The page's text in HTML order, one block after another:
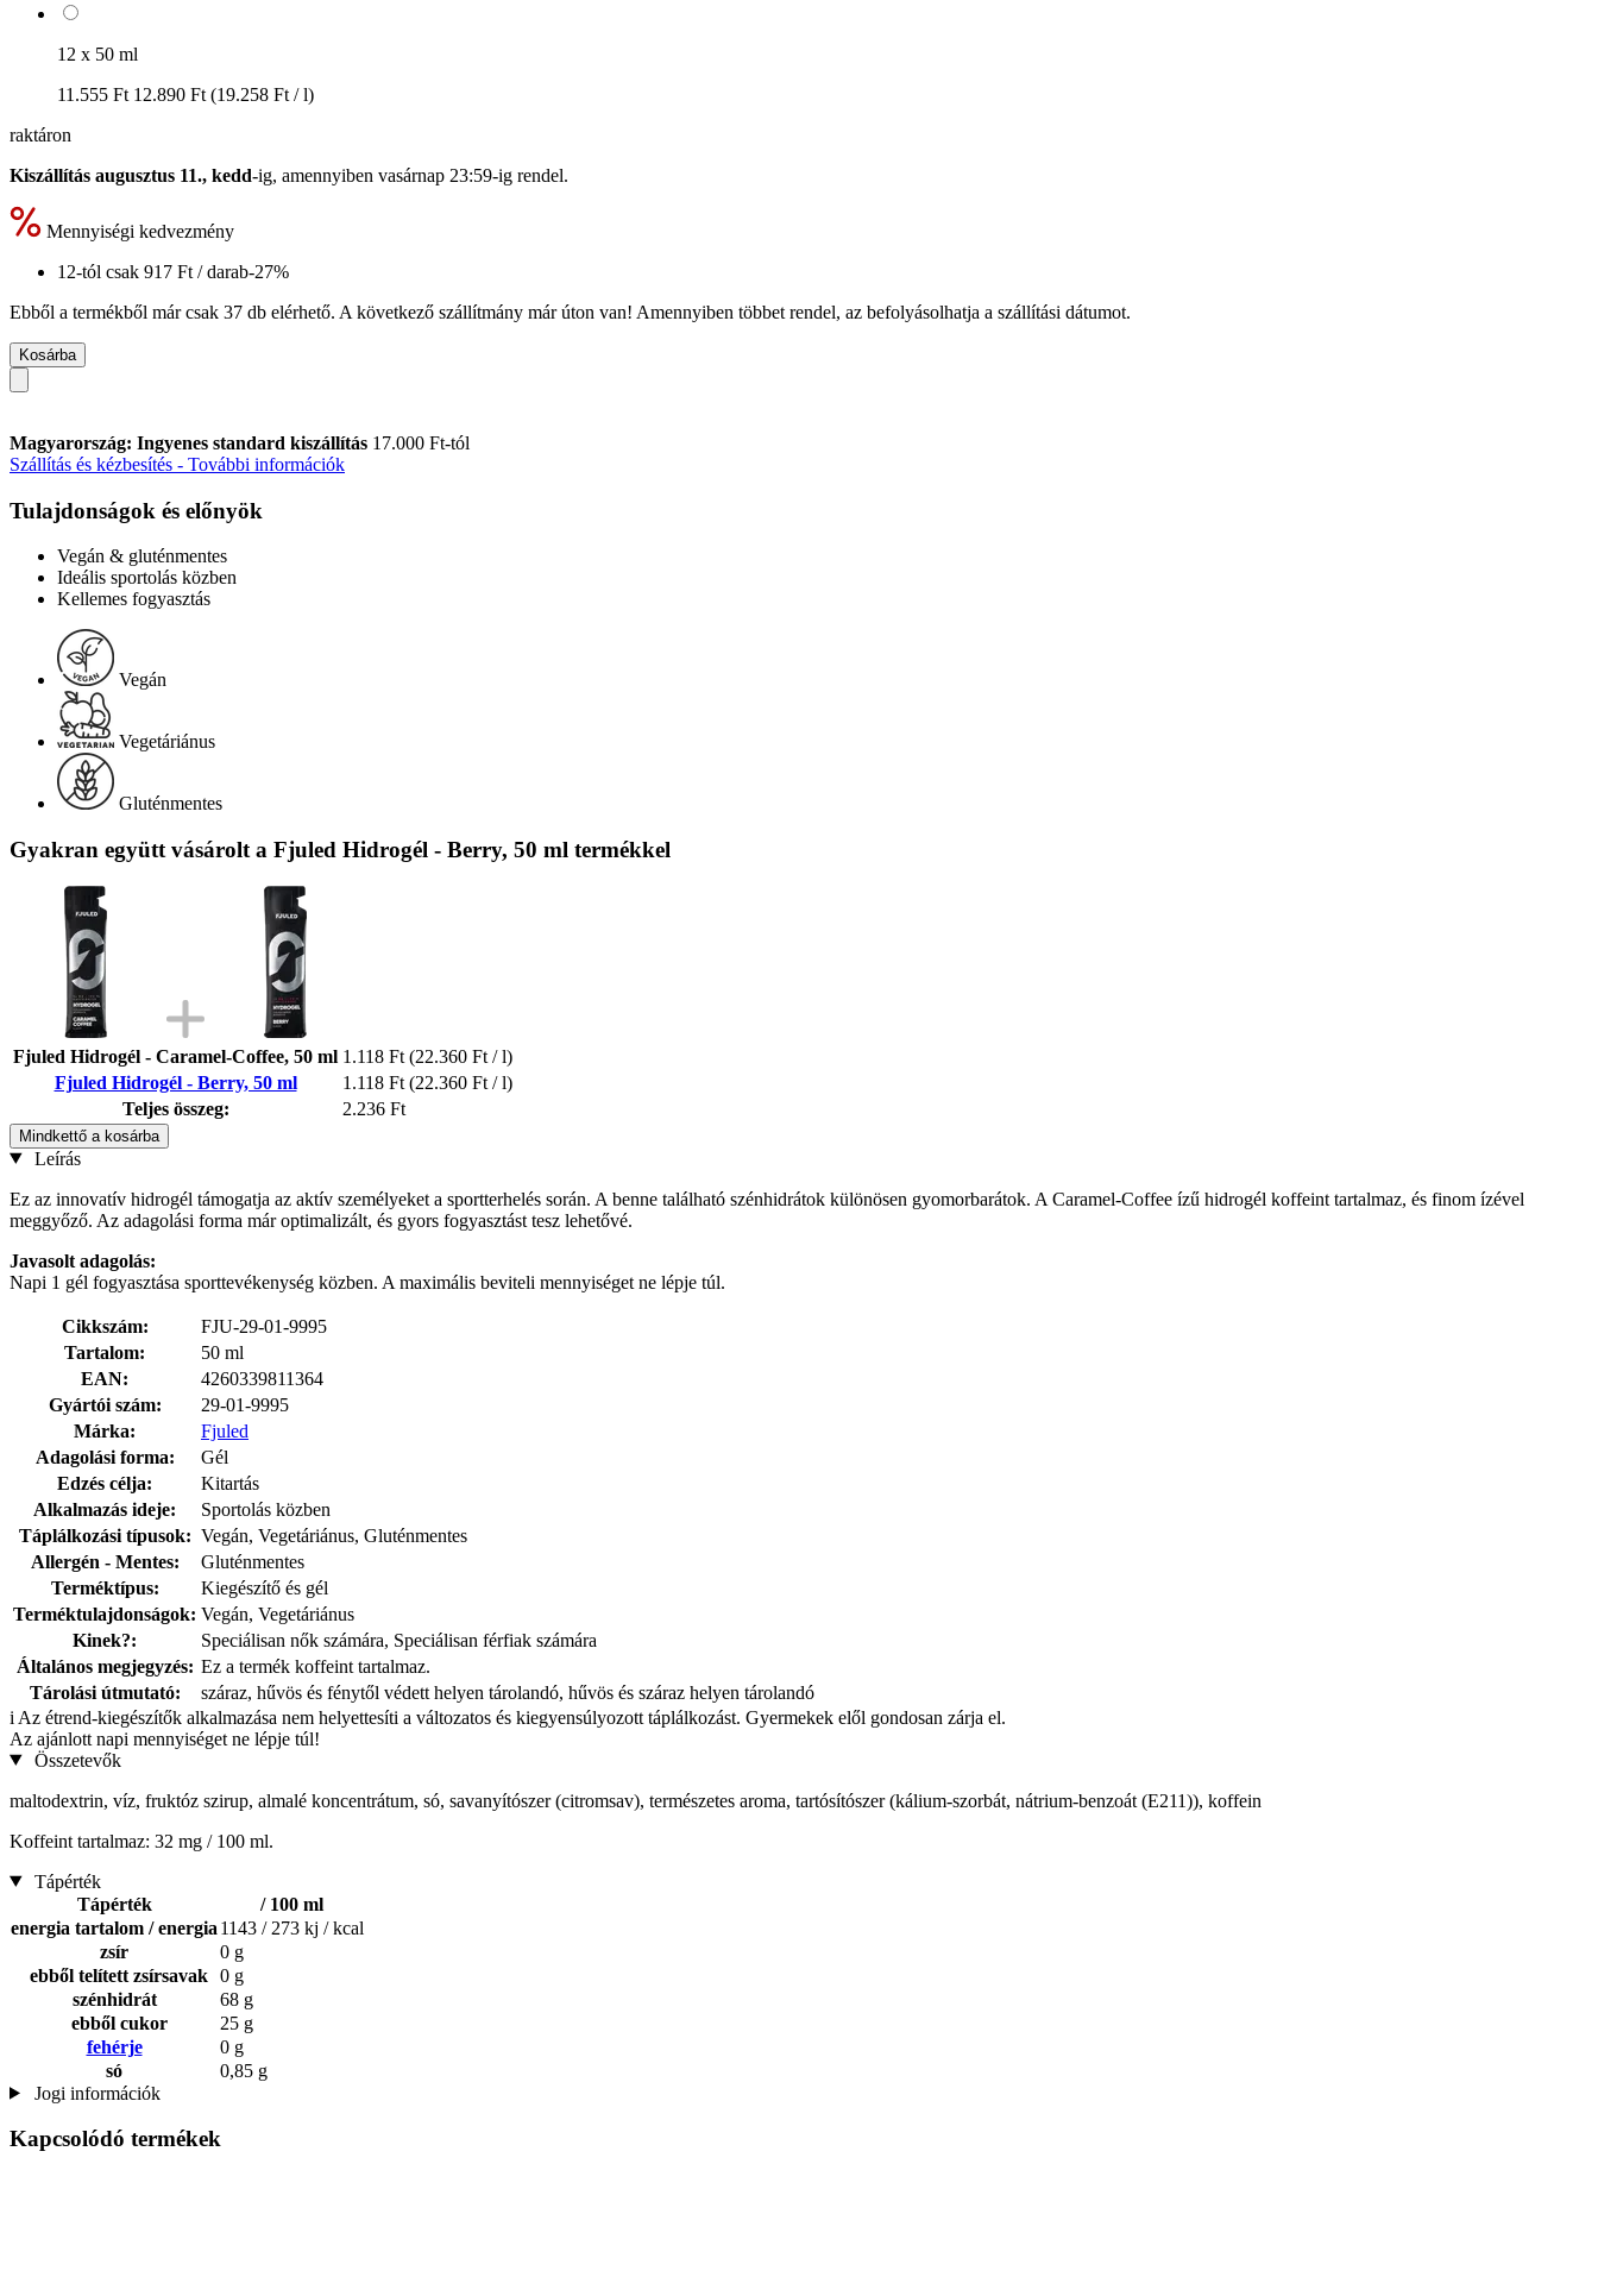
12 x 50 ml
11.555 Ft 12.890 Ft (19.258 Ft / l)
raktáron
Kiszállítás augusztus 11., kedd-ig, amennyiben vasárnap 23:59-ig rendel.
Mennyiségi kedvezmény
12-tól csak 917 Ft / darab-27%
Ebből a termékből már csak 37 db elérhető. A következő szállítmány már úton van! Amennyiben többet rendel, az befolyásolhatja a szállítási dátumot.
Kosárba
Magyarország: Ingyenes standard kiszállítás 17.000 Ft-tól
Szállítás és kézbesítés - További információk
Tulajdonságok és előnyök
Vegán & gluténmentes
Ideális sportolás közben
Kellemes fogyasztás
Vegán
Vegetáriánus
Gluténmentes
Gyakran együtt vásárolt a Fjuled Hidrogél - Berry, 50 ml termékkel
Fjuled Hidrogél - Caramel-Coffee, 50 ml 1.118 Ft (22.360 Ft / l)
Fjuled Hidrogél - Berry, 50 ml
1.118 Ft (22.360 Ft / l)
Teljes összeg:
2.236 Ft
Mindkettő a kosárba
Leírás
Ez az innovatív hidrogél támogatja az aktív személyeket a sportterhelés során. A benne található szénhidrátok különösen gyomorbarátok. A Caramel-Coffee ízű hidrogél koffeint tartalmaz, és finom ízével
meggyőző. Az adagolási forma már optimalizált, és gyors fogyasztást tesz lehetővé.
Javasolt adagolás:
Napi 1 gél fogyasztása sporttevékenység közben. A maximális beviteli mennyiséget ne lépje túl.
Cikkszám:
FJU-29-01-9995
Tartalom:
50 ml
EAN:
4260339811364
Gyártói szám:
29-01-9995
Márka:
Fjuled
Adagolási forma:
Gél
Edzés célja:
Kitartás
Alkalmazás ideje:
Sportolás közben
Táplálkozási típusok: Vegán, Vegetáriánus, Gluténmentes
Allergén - Mentes:
Gluténmentes
Terméktípus:
Kiegészítő és gél
Terméktulajdonságok: Vegán, Vegetáriánus
Kinek?:
Speciálisan nők számára, Speciálisan férfiak számára
Általános megjegyzés: Ez a termék koffeint tartalmaz.
Tárolási útmutató:
száraz, hűvös és fénytől védett helyen tárolandó, hűvös és száraz helyen tárolandó
i Az étrend-kiegészítők alkalmazása nem helyettesíti a változatos és kiegyensúlyozott táplálkozást. Gyermekek elől gondosan zárja el.
Az ajánlott napi mennyiséget ne lépje túl!
Összetevők
maltodextrin, víz, fruktóz szirup, almalé koncentrátum, só, savanyítószer (citromsav), természetes aroma, tartósítószer (kálium-szorbát, nátrium-benzoát (E211)), koffein
Koffeint tartalmaz: 32 mg / 100 ml.
Tápérték
Tápérték
/ 100 ml
energia tartalom / energia 1143 / 273 kj / kcal
zsír
0 g
ebből telített zsírsavak 0 g
szénhidrát
68 g
ebből cukor
25 g
fehérje
0 g
só
0,85 g
Jogi információk
Kapcsolódó termékek